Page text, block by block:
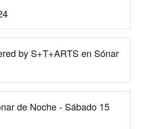
by S+T+ARTS en Sónar
de Noche - Sábado 15